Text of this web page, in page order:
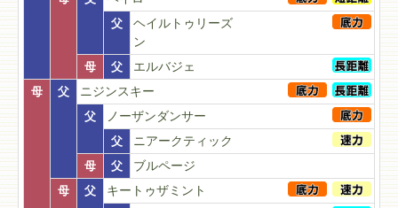
父
ヘイルトゥリーズ
ン
母
父
エルバジェ
母
父
ニジンスキー
父
ノーザンダンサー
父
ニアークティック
母
父
ブルページ
母
父
キートゥザミント